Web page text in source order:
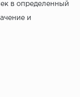
в определенный
и